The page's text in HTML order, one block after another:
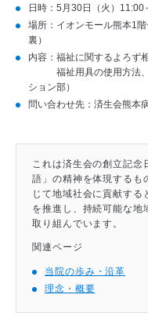
日時：5月30日（火）11:00
場所：イオンモール熊本1
裏）
内容：福祉に関するよろず
福祉用具の使用方法、
ション部）
問い合わせ先：済生会熊
これは済生会の創立記
語」の精神を体現するも
じて地域社会に貢献する
を推進し、持続可能な地
取り組んでいます。
関連ページ
当院の歩み・沿革
理念・概要